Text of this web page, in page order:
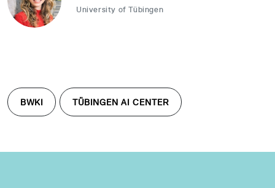
University of Tübingen
BWKI TÜBINGEN AI CENTER